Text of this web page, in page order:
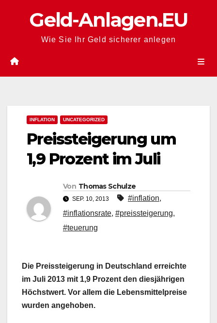
Geld-Anlagen.EU
Wie Sie Ihr Geld sicherer anlegen
INFLATION UNCATEGORIZED
Preissteigerung um
1,9 Prozent im Juli
Von Thomas Schulze
SEP. 10, 2013 #inflation,
#inflationsrate, #preissteigerung,
#teuerung
Die Preissteigerung in Deutschland erreichte
im Juli 2013 mit 1,9 Prozent den diesjährigen
Höchstwert. Vor allem die Lebensmittelpreise
wurden angehoben.